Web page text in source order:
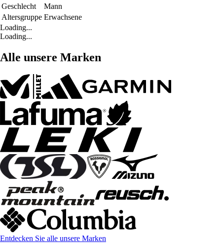
Geschlecht
Mann
Altersgruppe Erwachsene
Loading...
Loading...
Alle unsere Marken
Entdecken Sie alle unsere Marken